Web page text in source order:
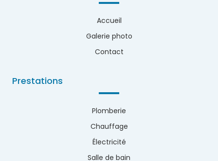
Accueil
Galerie photo
Contact
Prestations
Plomberie
Chauffage
Électricité
Salle de bain